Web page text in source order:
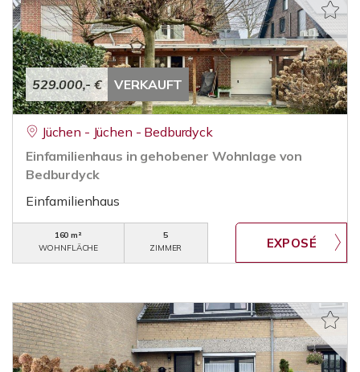
529.000,- € VERKAUFT
Jüchen - Jüchen - Bedburdyck
Einfamilienhaus in gehobener Wohnlage von
Bedburdyck
Einfamilienhaus
160 m²
WOHNFLÄCHE
5
ZIMMER